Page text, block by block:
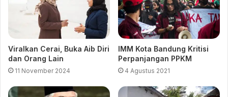
Viralkan Cerai, Buka Aib Diri
dan Orang Lain
11 November 2024
IMM Kota Bandung Kritisi
Perpanjangan PPKM
4 Agustus 2021